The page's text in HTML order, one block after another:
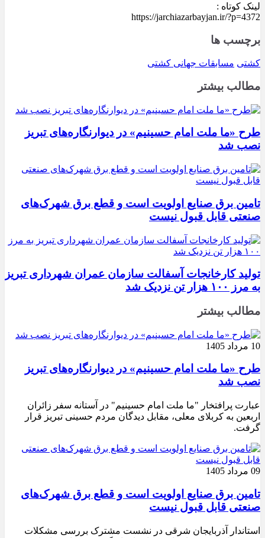
لینک کوتاه :
https://jarchiazarbayjan.ir/?p=4372
برچسب ها
کشتی مسابقات جهانی کشتی
مطالب بیشتر
طرح «ما ملت امام حسینیم» در دیوارنگاره‌های تبریز
نصب شد
تامین برق صنایع اولویت است و قطع برق شهرک‌های
صنعتی قابل قبول نیست
تولید کارخانجات آسفالت سازمان عمران شهرداری تبریز
به مرز ۱۰۰ هزار تن نزدیک شد
مطالب بیشتر
10 مرداد 1405
طرح «ما ملت امام حسینیم» در دیوارنگاره‌های تبریز
نصب شد
عبارت پرافتخار "ما ملت امام حسینیم" در آستانه سفر زائران
اربعین به کربلای معلی، مقابل دیدگان مردم حسینی تبریز قرار
گرفت.
09 مرداد 1405
تامین برق صنایع اولویت است و قطع برق شهرک‌های
صنعتی قابل قبول نیست
استاندار آذربایجان شرقی در نشست مشترک بررسی مشکلات